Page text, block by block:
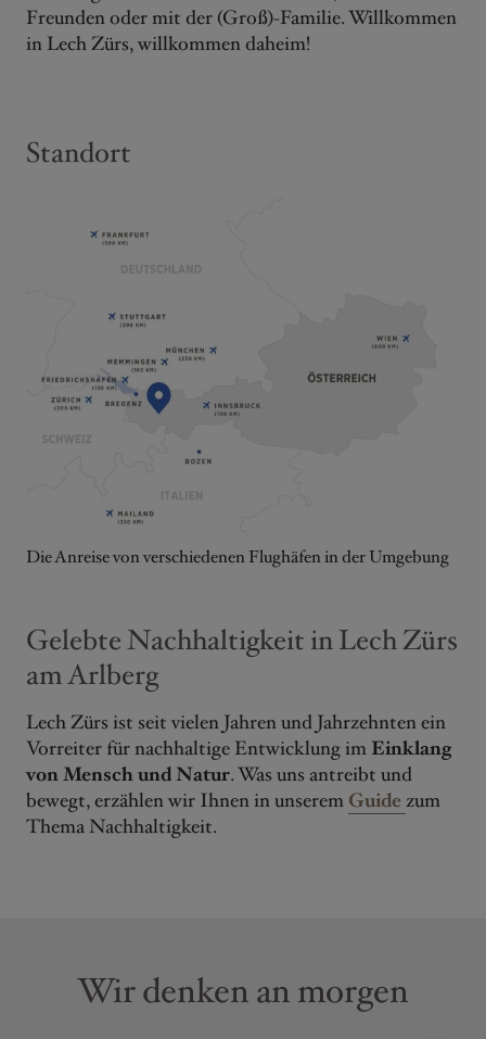
Freunden oder mit der (Groß)-Familie. Willkommen
in Lech Zürs, willkommen daheim!
Standort
Die Anreise von verschiedenen Flughäfen in der Umgebung
Gelebte Nachhaltigkeit in Lech Zürs
am Arlberg
Lech Zürs ist seit vielen Jahren und Jahrzehnten ein
Vorreiter für nachhaltige Entwicklung im Einklang
von Mensch und Natur. Was uns antreibt und
bewegt, erzählen wir Ihnen in unserem Guide zum
Thema Nachhaltigkeit.
Wir denken an morgen